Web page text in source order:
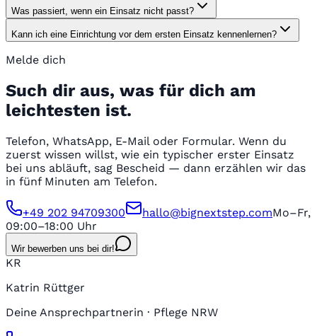
Was passiert, wenn ein Einsatz nicht passt?
Kann ich eine Einrichtung vor dem ersten Einsatz kennenlernen?
Melde dich
Such dir aus, was für dich am
leichtesten ist.
Telefon, WhatsApp, E-Mail oder Formular. Wenn du
zuerst wissen willst, wie ein typischer erster Einsatz
bei uns abläuft, sag Bescheid — dann erzählen wir das
in fünf Minuten am Telefon.
+49 202 94709300 hallo@bignextstep.comMo–Fr,
09:00–18:00 Uhr
Wir bewerben uns bei dir!
KR
Katrin Rüttger
Deine Ansprechpartnerin · Pflege NRW